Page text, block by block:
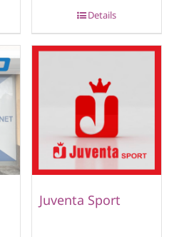
Details
Juventa Sport